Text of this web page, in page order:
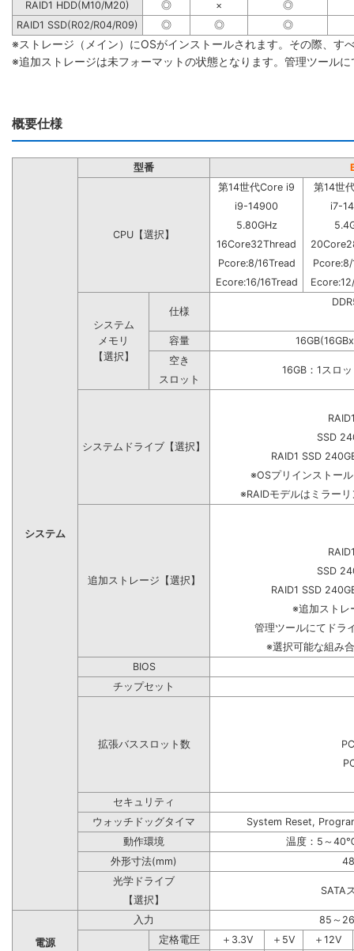
RAID1 HDD(M10/M20) ◎ ×
◎
RAID1 SSD(R02/R04/R09)
◎ ◎ ◎
※ストレージ（メイン）にOSがインストールされます。その際、す
※追加ストレージは未フォーマットの状態となります。管理ツール
概要仕様
システム
型番
CPU【選択】
第14世代Core i9
第14世
i9-14900
i7-
5.80GHz
16Core32Thread
Pcore:8/16Tread
Ecore:16/16Tread
システム
メモリ
【選択】
仕様
容量
空き
16GB：1スロ
スロット
システムドライブ【選択】
SSD
RAID1 SSD
※OSプリインストー
※RAIDモデルはミラー
追加ストレージ【選択】
SSD
RAID1 SSD
※追加ストレ
管理ツールにてドラ
※選択可能な組み
BIOS
チップセット
拡張バススロット数
セキュリティ
ウォッチドッグタイマ
System Reset,
動作環境
温度：5～
外形寸法(mm)
光学ドライブ
SATA
【選択】
電源
入力 85～
定格電圧 ＋3.3V ＋5V
＋12V